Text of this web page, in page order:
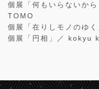
個展「何もいらないか
TOMO
個展「在りしモノのゆ
個展「円相」／ kokyu